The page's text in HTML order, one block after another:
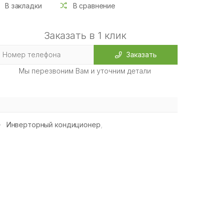
В закладки В сравнение
Заказать в 1 клик
Заказать
Мы перезвоним Вам и уточним детали
Инверторный кондиционер